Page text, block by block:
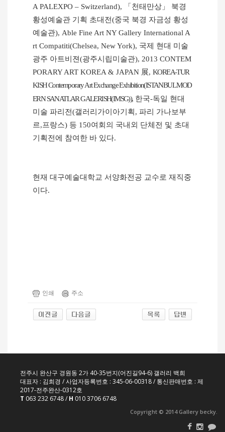
A PALEXPO – Switzerland), 「 천태만상 」 북경
황성예술관 기획 초대전(중국 북경 자금성 황성
예술관), Able Fine Art NY Gallery International A
rt Compatiti(Chelsea, New York), 국제 현대 미술
광주 아트비젼(광주시립미술관), 2013 CONTEM
PORARY ART KOREA & JAPAN 展, KOREA-TUR
KISH Contemporary Art Exchange Exhibition(ISTANBUL MOD
ERN SANATLAR GALERISH(IMSG)), 한국-독일 현대
미술 파리전(갤러리가이아기획, 파리 가나보부
르,프랑스) 등 150여회의 국내외 단체전 및 초대
기획전에 참여한 바 있다.
현재 대구예술대학교 서양화전공 교수로 재직중
이다.
인쇄 주소
전주시 완산구 경원동 2가 40-35번지(어진길94-6) 갤러리 백희
대표자 : 김희경 / 사업자등록번호 : 345-06-00318 / 통신판매번호 : 제
2017-전주완산-0312호
T 063 232 6748 / H 010 3706 6748
Copyright © 2014 Gallery becky.